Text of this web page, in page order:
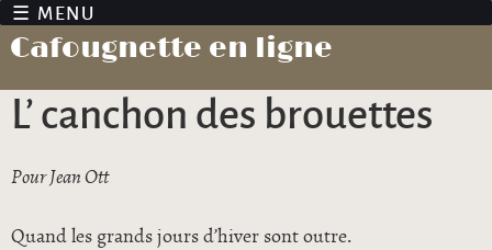
Cafougnette en ligne
L’ canchon des brouettes
Pour Jean Ott
Quand les grands jours d’hiver sont outre.